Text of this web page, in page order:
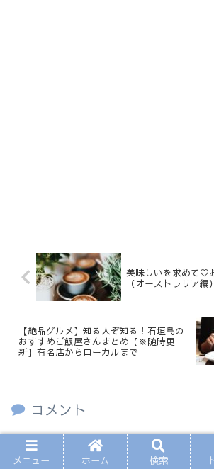
美味しいを求めて♡
（オーストラリア編）
【絶品グルメ】知る人ぞ知る！石垣島の
おすすめご飯屋さんまとめ【※随時更
新】有名店からローカルまで
コメント
コメントを書き込む
メニュー ホーム 検索